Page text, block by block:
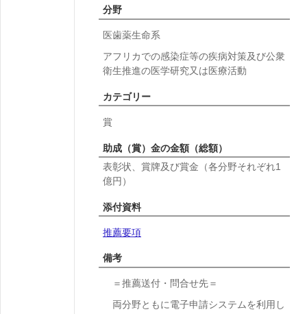
分野
医歯薬生命系
アフリカでの感染症等の疾病対策及び公衆
衛生推進の医学研究又は医療活動
カテゴリー
賞
助成（賞）金の金額（総額）
表彰状、賞牌及び賞金（各分野それぞれ1
億円）
添付資料
推薦要項
備考
＝推薦送付・問合せ先＝
両分野ともに電子申請システムを利用し